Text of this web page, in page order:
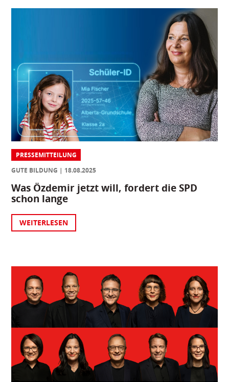
PRESSEMITTEILUNG
GUTE BILDUNG
18.08.2025
Was Özdemir jetzt will, fordert die SPD
schon lange
WEITERLESEN